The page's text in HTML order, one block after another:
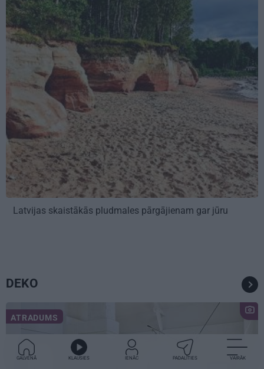
Latvijas skaistākās pludmales pārgājienam gar jūru
DEKO
ATRADUMS
GALVENĀ KLAUSIES IENĀC PADALĪTIES VAIRĀK